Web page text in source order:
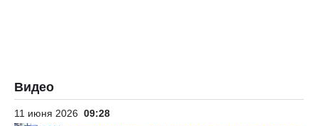
Видео
11 июня 2026 09:28